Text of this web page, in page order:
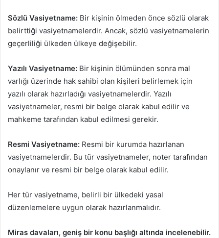
Sözlü Vasiyetname: Bir kişinin ölmeden önce sözlü olarak
belirttiği vasiyetnamelerdir. Ancak, sözlü vasiyetnamelerin
geçerliliği ülkeden ülkeye değişebilir.
Yazılı Vasiyetname: Bir kişinin ölümünden sonra mal
varlığı üzerinde hak sahibi olan kişileri belirlemek için
yazılı olarak hazırladığı vasiyetnamelerdir. Yazılı
vasiyetnameler, resmi bir belge olarak kabul edilir ve
mahkeme tarafından kabul edilmesi gerekir.
Resmi Vasiyetname: Resmi bir kurumda hazırlanan
vasiyetnamelerdir. Bu tür vasiyetnameler, noter tarafından
onaylanır ve resmi bir belge olarak kabul edilir.
Her tür vasiyetname, belirli bir ülkedeki yasal
düzenlemelere uygun olarak hazırlanmalıdır.
Miras davaları, geniş bir konu başlığı altında incelenebilir.